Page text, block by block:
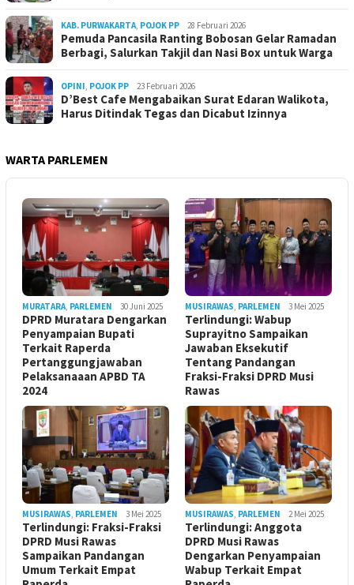
KAB. PURWAKARTA, POJOK PP 28 Februari 2026
Pemuda Pancasila Ranting Bobosan Gelar Ramadan
Berbagi, Salurkan Takjil dan Nasi Box untuk Warga
OPINI, POJOK PP 23 Februari 2026
D’Best Cafe Mengabaikan Surat Edaran Walikota,
Harus Ditindak Tegas dan Dicabut Izinnya
WARTA PARLEMEN
MURATARA, PARLEMEN 30 Juni 2025
DPRD Muratara Dengarkan
Penyampaian Bupati
Terkait Raperda
Pertanggungjawaban
Pelaksanaaan APBD TA
2024
MUSIRAWAS, PARLEMEN 3 Mei 2025
Terlindungi: Wabup
Suprayitno Sampaikan
Jawaban Eksekutif
Tentang Pandangan
Fraksi-Fraksi DPRD Musi
Rawas
MUSIRAWAS, PARLEMEN 3 Mei 2025
Terlindungi: Fraksi-Fraksi
DPRD Musi Rawas
Sampaikan Pandangan
Umum Terkait Empat
MUSIRAWAS, PARLEMEN 2 Mei 2025
Terlindungi: Anggota
DPRD Musi Rawas
Dengarkan Penyampaian
Wabup Terkait Empat